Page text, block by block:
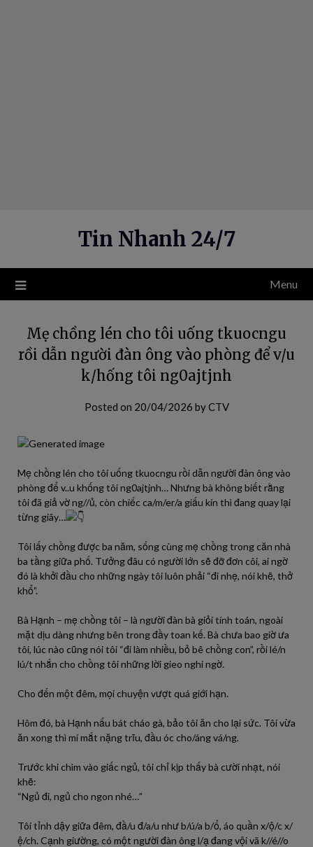
Tin Nhanh 24/7
Menu
Mẹ chồng lén cho tôi uống tkuocngu
rồi dẫn người đàn ông vào phòng để v/u
k/hống tôi ng0ajtjnh
Posted on 20/04/2026 byCTV
Mẹ chồng lén cho tôi uống tkuocngu rồi dẫn người đàn ông vào
phòng để v..u khống tôi ng0ajtjnh… Nhưng bà không biết rằng
tôi đã giả vờ ng//ủ, còn chiếc ca/m/er/a giấu kín thì đang quay lại
từng giây…
Tôi lấy chồng được ba năm, sống cùng mẹ chồng trong căn nhà
ba tầng giữa phố. Tưởng đâu có người lớn sẽ đỡ đơn côi, ai ngờ
đó là khởi đầu cho những ngày tôi luôn phải “đi nhẹ, nói khẽ, thở
khổ”.
Bà Hạnh – mẹ chồng tôi – là người đàn bà giỏi tính toán, ngoài
mặt dịu dàng nhưng bên trong đầy toan kế. Bà chưa bao giờ ưa
tôi, lúc nào cũng nói tôi “đi làm nhiều, bỏ bê chồng con”, rồi lé/n
lú/t nhắn cho chồng tôi những lời gieo nghi ngờ.
Cho đến một đêm, mọi chuyện vượt quá giới hạn.
Hôm đó, bà Hạnh nấu bát cháo gà, bảo tôi ăn cho lại sức. Tôi vừa
ăn xong thì mí mắt nặng trĩu, đầu óc cho/áng vá/ng.
Trước khi chìm vào giấc ngủ, tôi chỉ kịp thấy bà cười nhạt, nói
khẽ:
“Ngủ đi, ngủ cho ngon nhé…”
Tôi tỉnh dậy giữa đêm, đầ/u đ/a/u như b/ú/a b/ổ, áo quần x/ộ/c x/
ệ/ch. Cạnh giường, có một người đàn ông l/ạ đang vội vã k//é//o